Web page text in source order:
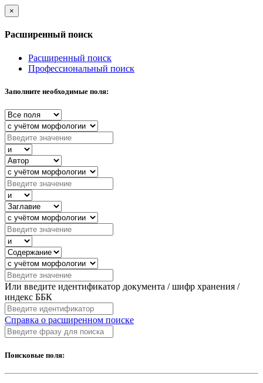
×
Расширенный поиск
Расширенный поиск
Профессиональный поиск
Заполните необходимые поля:
Или введите идентификатор документа / шифр хранения /
индекс ББК
Справка о расширенном поиске
Поисковые поля: